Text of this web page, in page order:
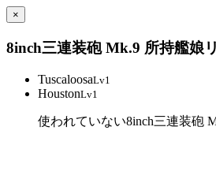
×
8inch三連装砲 Mk.9 所持艦娘
TuscaloosaLv1
HoustonLv1
使われていない8inch三連装砲